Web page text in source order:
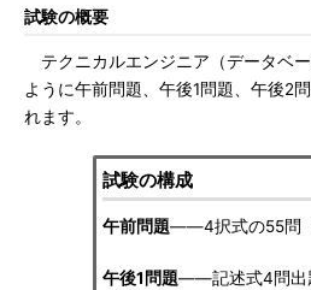
試験の概要
テクニカルエンジニア（データベ
ように午前問題、午後1問題、午後2
れます。
試験の構成
午前問題――4択式の55問（
午後1問題――記述式4問出